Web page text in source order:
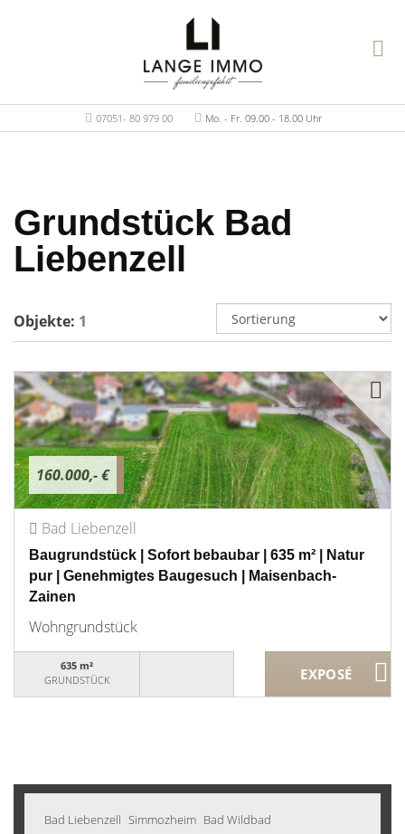
07051- 80 979 00 Mo. - Fr. 09.00 - 18.00 Uhr
Grundstück Bad
Liebenzell
Objekte: 1
160.000,- €
Bad Liebenzell
Baugrundstück | Sofort bebaubar | 635 m² | Natur
pur | Genehmigtes Baugesuch | Maisenbach-
Zainen
Wohngrundstück
635 m²
GRUNDSTÜCK
Bad Liebenzell Simmozheim Bad Wildbad